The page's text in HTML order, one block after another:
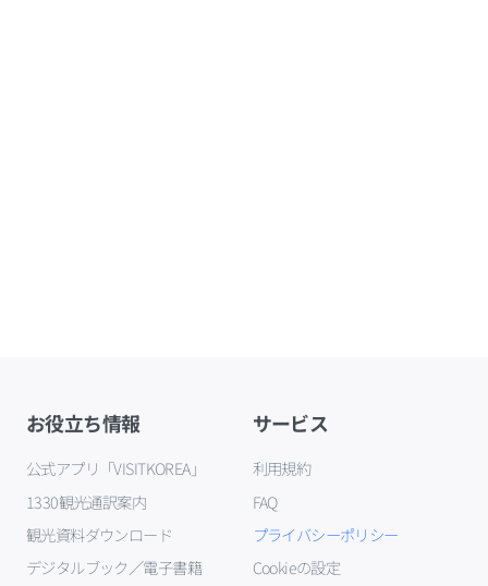
お役立ち情報
公式アプリ「VISITKOREA」
1330観光通訳案内
観光資料ダウンロード
デジタルブック／電子書籍
サービス
利用規約
FAQ
プライバシーポリシー
Cookieの設定